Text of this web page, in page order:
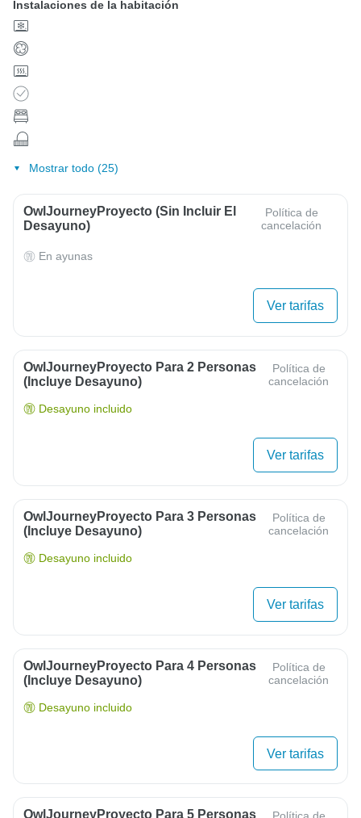
Instalaciones de la habitación
Mostrar todo (25)
OwlJourneyProyecto (sin Incluir El
Desayuno)
Política de
cancelación
En ayunas
Ver tarifas
OwlJourneyProyecto Para 2 Personas
(Incluye Desayuno)
Política de
cancelación
Desayuno incluido
Ver tarifas
OwlJourneyProyecto Para 3 Personas
(Incluye Desayuno)
Política de
cancelación
Desayuno incluido
Ver tarifas
OwlJourneyProyecto Para 4 Personas
(Incluye Desayuno)
Política de
cancelación
Desayuno incluido
Ver tarifas
OwlJourneyProyecto Para 5 Personas